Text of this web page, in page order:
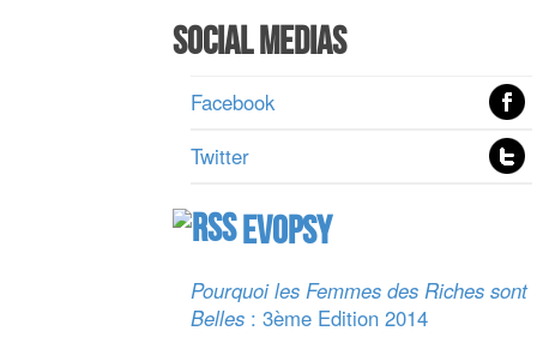
Social Medias
Facebook
Twitter
Evopsy
Pourquoi les Femmes des Riches sont
Belles: 3ème Edition 2014